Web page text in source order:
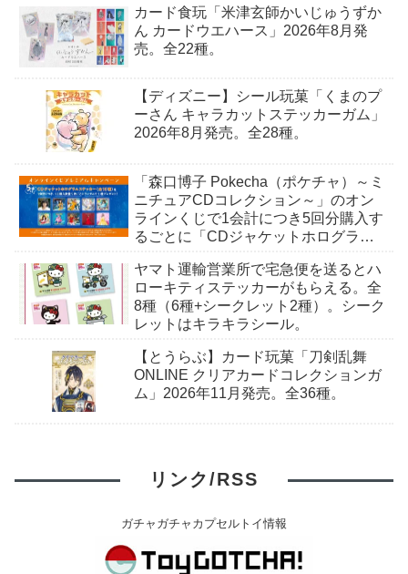
カード食玩「米津玄師かいじゅうずか
ん カードウエハース」2026年8月発
売。全22種。
【ディズニー】シール玩菓「くまのプ
ーさん キャラカットステッカーガム」
2026年8月発売。全28種。
「森口博子 Pokecha（ポケチャ）～ミ
ニチュアCDコレクション～」のオン
ラインくじで1会計につき5回分購入す
るごとに「CDジャケットホログラム
月15日〜。
ヤマト運輸営業所で宅急便を送るとハ
ローキティステッカーがもらえる。全
8種（6種+シークレット2種）。シーク
レットはキラキラシール。
【とうらぶ】カード玩菓「刀剣乱舞
ONLINE クリアカードコレクションガ
ム」2026年11月発売。全36種。
リンク/RSS
ガチャガチャカプセルトイ情報